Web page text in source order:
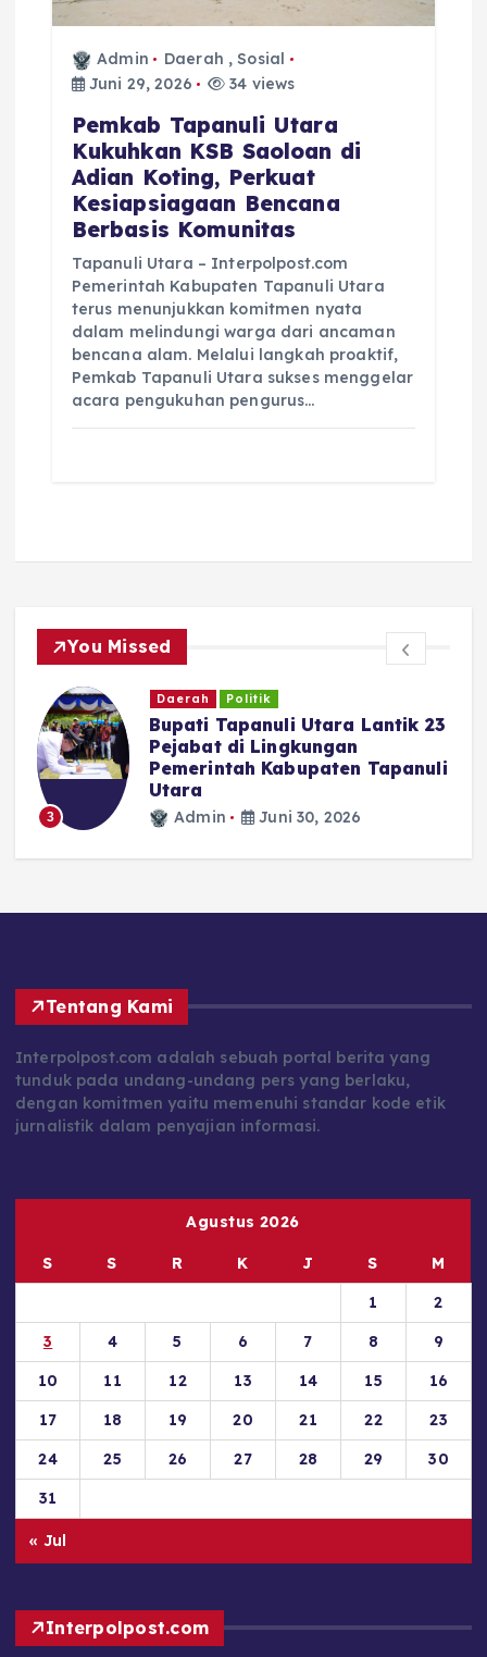
Admin Daerah ,Sosial
Juni 29, 2026
34 views
‎Pemkab Tapanuli Utara
Kukuhkan KSB Saoloan di
Adian Koting, Perkuat
Kesiapsiagaan Bencana
Berbasis Komunitas
Tapanuli Utara – Interpolpost.com
Pemerintah Kabupaten Tapanuli Utara
terus menunjukkan komitmen nyata
dalam melindungi warga dari ancaman
bencana alam. Melalui langkah proaktif,
Pemkab Tapanuli Utara sukses menggelar
acara pengukuhan pengurus…
You Missed
3
Daerah Politik
Bupati Tapanuli Utara Lantik 23
Pejabat di Lingkungan
Pemerintah Kabupaten Tapanuli
Utara
Admin Juni 30, 2026
Tentang Kami
Interpolpost.com adalah sebuah portal berita yang
tunduk pada undang-undang pers yang berlaku,
dengan komitmen yaitu memenuhi standar kode etik
jurnalistik dalam penyajian informasi.
Agustus 2026
S S R K J S
M
1
2
3
4 5 6 7 8
9
10
11 12 13 14 15
16
17
18 19 20 21 22
23
24
25 26 27 28 29
30
31
« Jul
Interpolpost.com